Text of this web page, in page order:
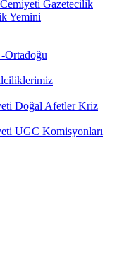
Gazetecilik
Yemini
Ortadoğu
Doğal Afetler Kriz
UGC Komisyonları